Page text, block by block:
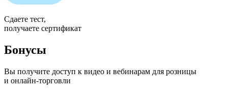
Сдаете тест,
получаете сертификат
Бонусы
Вы получите доступ к видео и вебинарам для розницы
и онлайн-торговли